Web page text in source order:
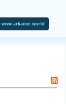
www.arkance.world